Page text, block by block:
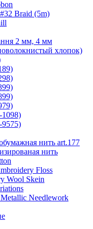
Braid (5m)
2 мм, 4 мм
хлопок)
1098)
9575)
нить art.177
нить
Floss
Wool Skein
Needlework